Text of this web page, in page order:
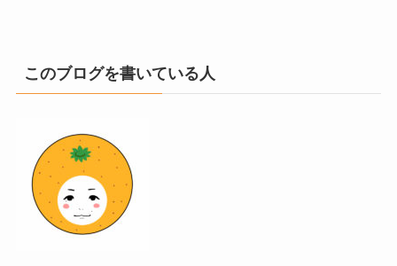
このブログを書いている人